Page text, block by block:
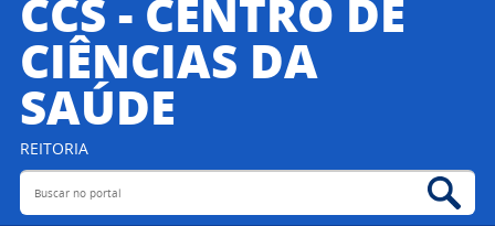
Participe
Acesso à informação
Legislação
CCS - CENTRO DE
CIÊNCIAS DA
SAÚDE
REITORIA
Buscar no portal